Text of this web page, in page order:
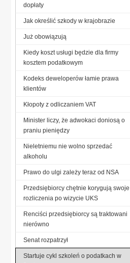
dopłaty
Jak określić szkody w krajobrazie
Już obowiązują
Kiedy koszt usługi będzie dla firmy
kosztem podatkowym
Kodeks deweloperów łamie prawa
klientów
Kłopoty z odliczaniem VAT
Minister liczy, że adwokaci doniosą o
praniu pieniędzy
Nieletniemu nie wolno sprzedać
alkoholu
Prawo do ulgi zależy teraz od NSA
Przedsiębiorcy chętnie korygują swoje
rozliczenia po wizycie UKS
Renciści przedsiębiorcy są traktowani
nierówno
Senat rozpatrzył
Startuje cykl szkoleń o podatkach w